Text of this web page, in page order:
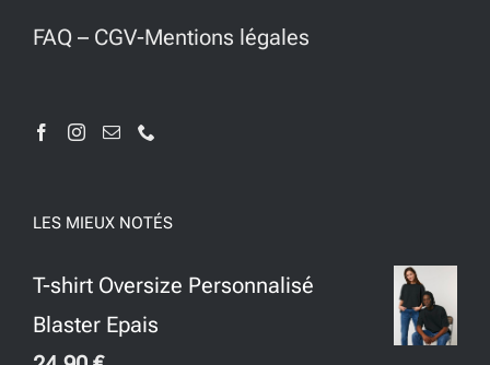
FAQ – CGV-Mentions légales
LES MIEUX NOTÉS
T-shirt Oversize Personnalisé
Blaster Epais